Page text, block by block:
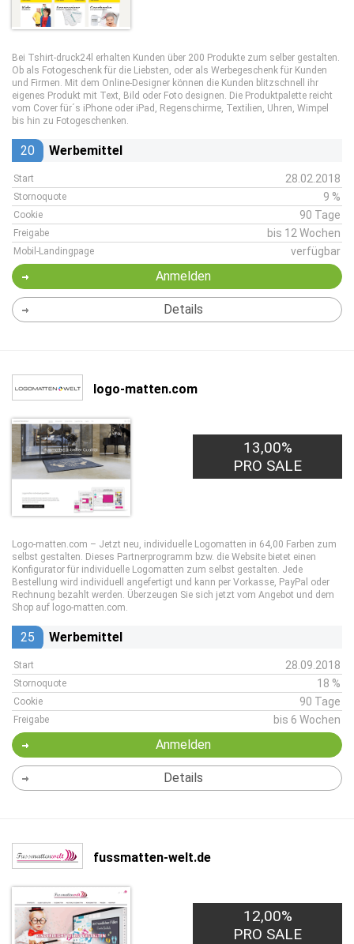
Bei Tshirt-druck24l erhalten Kunden über 200 Produkte zum selber gestalten.
Ob als Fotogeschenk für die Liebsten, oder als Werbegeschenk für Kunden
und Firmen. Mit dem Online-Designer können die Kunden blitzschnell ihr
eigenes Produkt mit Text, Bild oder Foto designen. Die Produktpalette reicht
vom Cover für´s iPhone oder iPad, Regenschirme, Textilien, Uhren, Wimpel
bis hin zu Fotogeschenken.
20 Werbemittel
Start 28.02.2018
Stornoquote 9 %
Cookie 90 Tage
Freigabe bis 12 Wochen
Mobil-Landingpage verfügbar
Anmelden
Details
logo-matten.com
13,00%
PRO SALE
Logo-matten.com – Jetzt neu, individuelle Logomatten in 64,00 Farben zum
selbst gestalten. Dieses Partnerprogramm bzw. die Website bietet einen
Konfigurator für individuelle Logomatten zum selbst gestalten. Jede
Bestellung wird individuell angefertigt und kann per Vorkasse, PayPal oder
Rechnung bezahlt werden. Überzeugen Sie sich jetzt vom Angebot und dem
Shop auf logo-matten.com.
25 Werbemittel
Start 28.09.2018
Stornoquote 18 %
Cookie 90 Tage
Freigabe bis 6 Wochen
Anmelden
Details
fussmatten-welt.de
12,00%
PRO SALE